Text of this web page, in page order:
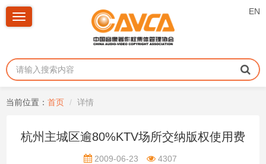
EN
Toggle
当前位置： 首页 详情
杭州主城区逾80%KTV场所交纳版权使用费
2009-06-23 4307